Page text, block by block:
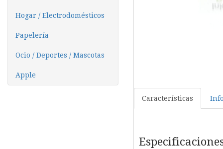
Hogar / Electrodomésticos
Papelería
Ocio / Deportes / Mascotas
Apple
Características